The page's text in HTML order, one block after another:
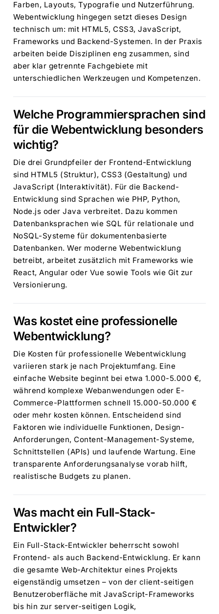
Farben, Layouts, Typografie und Nutzerführung.
Webentwicklung hingegen setzt dieses Design
technisch um: mit HTML5, CSS3, JavaScript,
Frameworks und Backend-Systemen. In der Praxis
arbeiten beide Disziplinen eng zusammen, sind
aber klar getrennte Fachgebiete mit
unterschiedlichen Werkzeugen und Kompetenzen.
Welche Programmiersprachen sind
für die Webentwicklung besonders
wichtig?
Die drei Grundpfeiler der Frontend-Entwicklung
sind HTML5 (Struktur), CSS3 (Gestaltung) und
JavaScript (Interaktivität). Für die Backend-
Entwicklung sind Sprachen wie PHP, Python,
Node.js oder Java verbreitet. Dazu kommen
Datenbanksprachen wie SQL für relationale und
NoSQL-Systeme für dokumentenbasierte
Datenbanken. Wer moderne Webentwicklung
betreibt, arbeitet zusätzlich mit Frameworks wie
React, Angular oder Vue sowie Tools wie Git zur
Versionierung.
Was kostet eine professionelle
Webentwicklung?
Die Kosten für professionelle Webentwicklung
variieren stark je nach Projektumfang. Eine
einfache Website beginnt bei etwa 1.000-5.000 €,
während komplexe Webanwendungen oder E-
Commerce-Plattformen schnell 15.000-50.000 €
oder mehr kosten können. Entscheidend sind
Faktoren wie individuelle Funktionen, Design-
Anforderungen, Content-Management-Systeme,
Schnittstellen (APIs) und laufende Wartung. Eine
transparente Anforderungsanalyse vorab hilft,
realistische Budgets zu planen.
Was macht ein Full-Stack-
Entwickler?
Ein Full-Stack-Entwickler beherrscht sowohl
Frontend- als auch Backend-Entwicklung. Er kann
die gesamte Web-Architektur eines Projekts
eigenständig umsetzen – von der client-seitigen
Benutzeroberfläche mit JavaScript-Frameworks
bis hin zur server-seitigen Logik,